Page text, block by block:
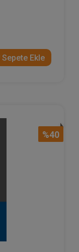
Sepete Ekle
%40